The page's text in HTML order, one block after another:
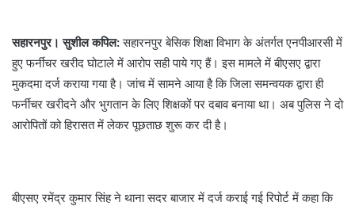
सहारनपुर। सुशील कपिल:सहारनपुर बेसिक शिक्षा विभाग के अंतर्गत एनपीआरसी में
हुए फर्नीचर खरीद घोटाले में आरोप सही पाये गए हैं। इस मामले में बीएसए द्वारा
मुकदमा दर्ज कराया गया है। जांच में सामने आया है कि जिला समन्वयक द्वारा ही
फर्नीचर खरीदने और भुगतान के लिए शिक्षकों पर दबाव बनाया था। अब पुलिस ने दो
आरोपितों को हिरासत में लेकर पूछताछ शुरू कर दी है।
बीएसए रमेंद्र कुमार सिंह ने थाना सदर बाजार में दर्ज कराई गई रिपोर्ट में कहा कि